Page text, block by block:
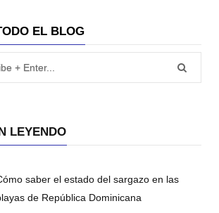
EL BLOG
LEYENDO
saber el estado del sargazo en las
de República Dominicana